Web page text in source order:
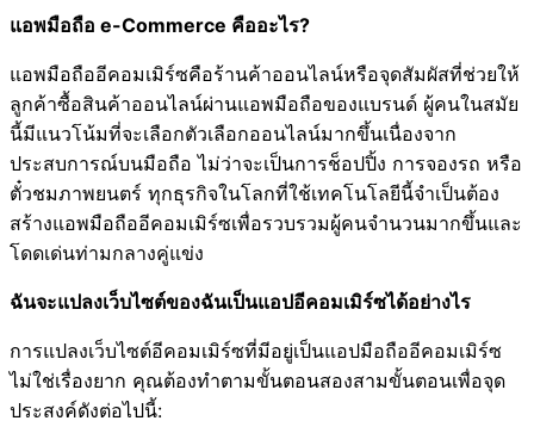
แอพมือถือ e-Commerce คืออะไร?
แอพมือถืออีคอมเมิร์ซคือร้านค้าออนไลน์หรือจุดสัมผัสที่ช่วยให้
ลูกค้าซื้อสินค้าออนไลน์ผ่านแอพมือถือของแบรนด์ ผู้คนในสมัย
นี้มีแนวโน้มที่จะเลือกตัวเลือกออนไลน์มากขึ้นเนื่องจาก
ประสบการณ์บนมือถือ ไม่ว่าจะเป็นการช็อปปิ้ง การจองรถ หรือ
ตั๋วชมภาพยนตร์ ทุกธุรกิจในโลกที่ใช้เทคโนโลยีนี้จำเป็นต้อง
สร้างแอพมือถืออีคอมเมิร์ซเพื่อรวบรวมผู้คนจำนวนมากขึ้นและ
โดดเด่นท่ามกลางคู่แข่ง
ฉันจะแปลงเว็บไซต์ของฉันเป็นแอปอีคอมเมิร์ซได้อย่างไร
การแปลงเว็บไซต์อีคอมเมิร์ซที่มีอยู่เป็นแอปมือถืออีคอมเมิร์ซ
ไม่ใช่เรื่องยาก คุณต้องทำตามขั้นตอนสองสามขั้นตอนเพื่อจุด
ประสงค์ดังต่อไปนี้: